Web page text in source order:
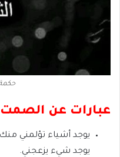
عبارات عن
يوجد أشياء تؤلمني
يوجد شيء يزعجني.